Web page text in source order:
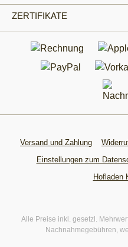
ZERTIFIKATE
Versand und Zahlung
Einstellungen zum
Hofladen
Alle Preise inkl. gesetzl.
Nachnahmegebühren,